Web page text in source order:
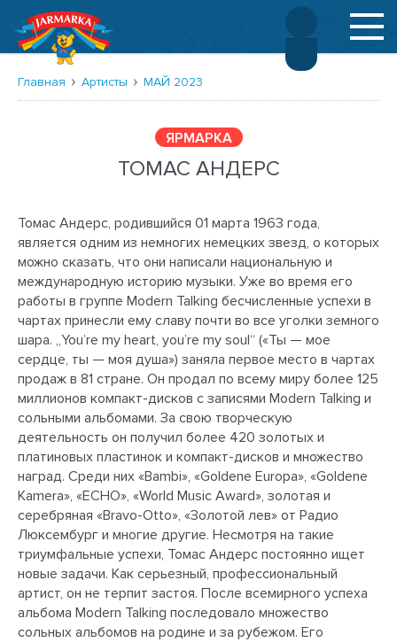
Русский
Deutsch
Главная Артисты МАЙ 2023
ЯРМАРКА
ТОМАС АНДЕРС
Томас Андерс, родившийся 01 марта 1963 года,
является одним из немногих немецких звезд, о которых
можно сказать, что они написали национальную и
международную историю музыки. Уже во время его
работы в группе Modern Talking бесчисленные успехи в
чартах принесли ему славу почти во все уголки земного
шара. „You’re my heart, you’re my soul“ («Ты — мое
сердце, ты — моя душа») заняла первое место в чартах
продаж в 81 стране. Он продал по всему миру более 125
миллионов компакт-дисков с записями Modern Talking и
сольными альбомами. За свою творческую
деятельность он получил более 420 золотых и
платиновых пластинок и компакт-дисков и множество
наград. Среди них «Bambi», «Goldene Europa», «Goldene
Kamera», «ECHO», «World Music Award», золотая и
серебряная «Bravo-Otto», «Золотой лев» от Радио
Люксембург и многие другие. Несмотря на такие
триумфальные успехи, Томас Андерс постоянно ищет
новые задачи. Как серьезный, профессиональный
артист, он не терпит застоя. После всемирного успеха
альбома Modern Talking последовало множество
сольных альбомов на родине и за рубежом. Его